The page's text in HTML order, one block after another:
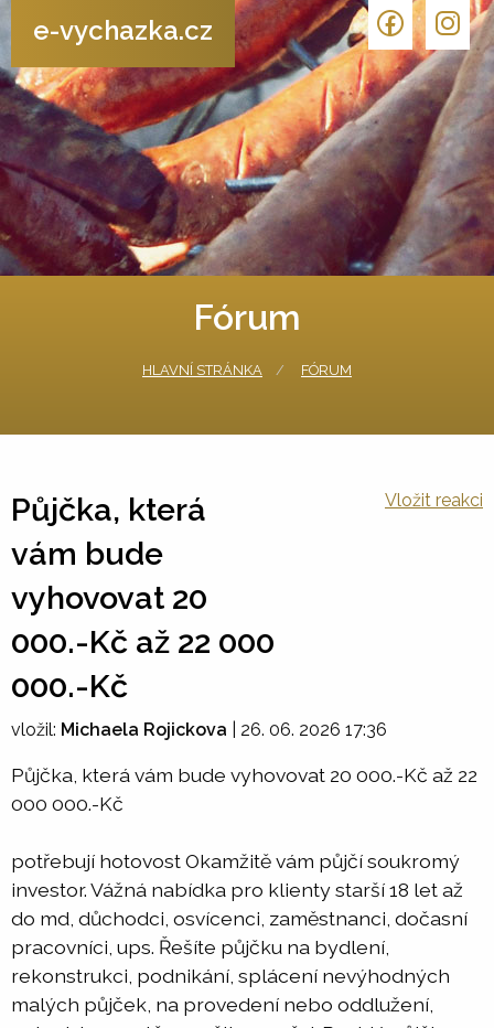
e-vychazka.cz
Fórum
HLAVNÍ STRÁNKA FÓRUM
Půjčka, která
vám bude
vyhovovat 20
000.-Kč až 22 000
000.-Kč
Vložit reakci
vložil: Michaela Rojickova 26. 06. 2026 17:36
Půjčka, která vám bude vyhovovat 20 000.-Kč až 22
000 000.-Kč
potřebují hotovost Okamžitě vám půjčí soukromý
investor. Vážná nabídka pro klienty starší 18 let až
do md, důchodci, osvícenci, zaměstnanci, dočasní
pracovníci, ups. Řešíte půjčku na bydlení,
rekonstrukci, podnikání, splácení nevýhodných
malých půjček, na provedení nebo oddlužení,